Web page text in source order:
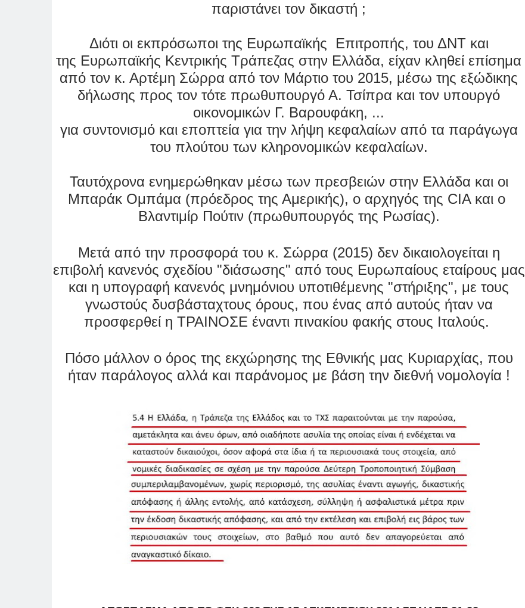
παριστάνει τον δικαστή ;
Διότι οι εκπρόσωποι της Ευρωπαϊκής Επιτροπής, του ΔΝΤ και
της Ευρωπαϊκής Κεντρικής Τράπεζας στην Ελλάδα, είχαν κληθεί επίσημα
από τον κ. Αρτέμη Σώρρα από τον Μάρτιο του 2015, μέσω της εξώδικης
δήλωσης προς τον τότε πρωθυπουργό Α. Τσίπρα και τον υπουργό
οικονομικών Γ. Βαρουφάκη, ...
για συντονισμό και εποπτεία για την λήψη κεφαλαίων από τα παράγωγα
του πλούτου των κληρονομικών κεφαλαίων.
Ταυτόχρονα ενημερώθηκαν μέσω των πρεσβειών στην Ελλάδα και οι
Μπαράκ Ομπάμα (πρόεδρος της Αμερικής), ο αρχηγός της CIA και ο
Βλαντιμίρ Πούτιν (πρωθυπουργός της Ρωσίας).
Μετά από την προσφορά του κ. Σώρρα (2015) δεν δικαιολογείται η
επιβολή κανενός σχεδίου "διάσωσης" από τους Ευρωπαίους εταίρους μας
και η υπογραφή κανενός μνημόνιου υποτιθέμενης "στήριξης", με τους
γνωστούς δυσβάσταχτους όρους, που ένας από αυτούς ήταν να
προσφερθεί η ΤΡΑΙΝΟΣΕ έναντι πινακίου φακής στους Ιταλούς.
Πόσο μάλλον ο όρος της εκχώρησης της Εθνικής μας Κυριαρχίας, που
ήταν παράλογος αλλά και παράνομος με βάση την διεθνή νομολογία !